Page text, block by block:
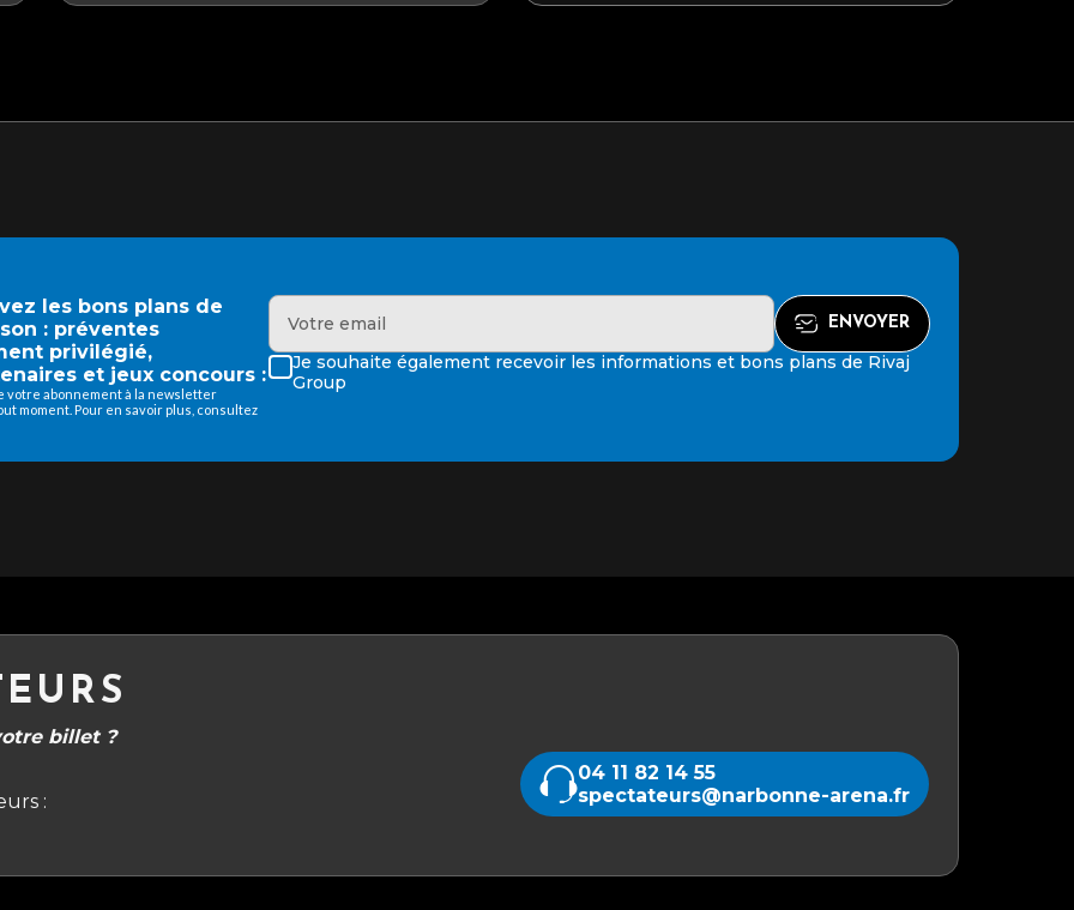
les bons plans de
: préventes
privilégié,
et jeux concours :
votre abonnement à la newsletter
moment. Pour en savoir plus, consultez
Je souhaite également recevoir les informations et bons plans de Rivaj
Group
billet ?
:
04 11 82 14 55
spectateurs@narbonne-arena.fr